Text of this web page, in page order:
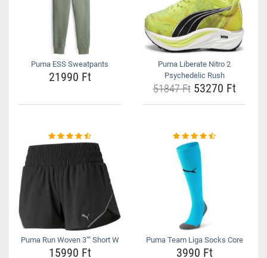
Puma ESS Sweatpants
21990 Ft
Puma Liberate Nitro 2
Psychedelic Rush
51847 Ft53270 Ft
Puma Run Woven 3"" Short W
15990 Ft
Puma Team Liga Socks Core
3990 Ft